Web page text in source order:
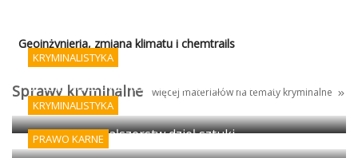
Geoinżynieria, zmiana klimatu i chemtrails
Sprawy kryminalne więcej materiałów na tematy kryminalne
KRYMINALISTYKA
Sztuka fałszowania podpisów i AI - koniec
porządku prawnego?
KRYMINALISTYKA
Wykrywanie fałszerstw dzieł sztuki
PRAWO KARNE